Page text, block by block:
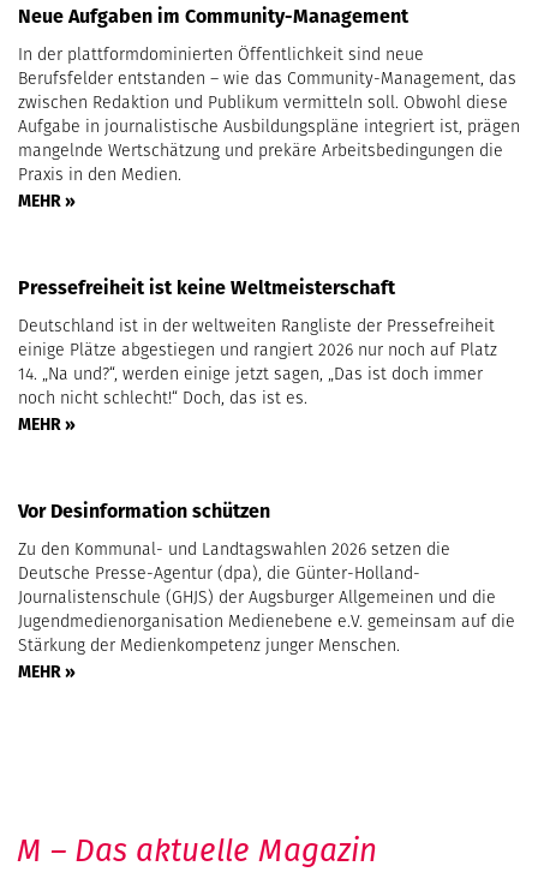
Neue Aufgaben im Community-Management
In der plattformdominierten Öffentlichkeit sind neue
Berufsfelder entstanden – wie das Community-Management, das
zwischen Redaktion und Publikum vermitteln soll. Obwohl diese
Aufgabe in journalistische Ausbildungspläne integriert ist, prägen
mangelnde Wertschätzung und prekäre Arbeitsbedingungen die
Praxis in den Medien.
MEHR »
Pressefreiheit ist keine Weltmeisterschaft
Deutschland ist in der weltweiten Rangliste der Pressefreiheit
einige Plätze abgestiegen und rangiert 2026 nur noch auf Platz
14. „Na und?“, werden einige jetzt sagen, „Das ist doch immer
noch nicht schlecht!“ Doch, das ist es.
MEHR »
Vor Desinformation schützen
Zu den Kommunal- und Landtagswahlen 2026 setzen die
Deutsche Presse-Agentur (dpa), die Günter-Holland-
Journalistenschule (GHJS) der Augsburger Allgemeinen und die
Jugendmedienorganisation Medienebene e.V. gemeinsam auf die
Stärkung der Medienkompetenz junger Menschen.
MEHR »
M – Das aktuelle Magazin